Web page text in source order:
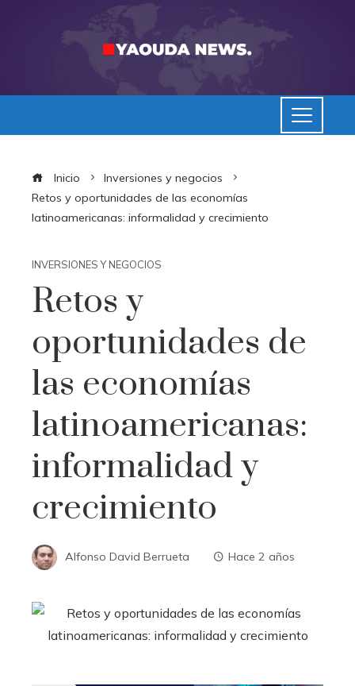
Inicio
Inversiones y negocios
Retos y oportunidades de las economías
latinoamericanas: informalidad y crecimiento
INVERSIONES Y NEGOCIOS
Retos y
oportunidades de
las economías
latinoamericanas:
informalidad y
crecimiento
Alfonso David Berrueta Hace 2 años